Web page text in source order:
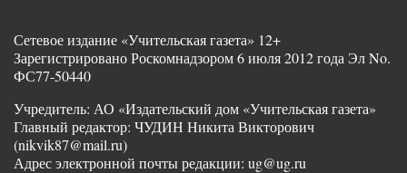
Сетевое издание «Учительская газета» 12+
Зарегистрировано Роскомнадзором 6 июля 2012 года Эл No.
ФС77-50440
Учредитель: АО «Издательский дом «Учительская газета»
Главный редактор: ЧУДИН Никита Викторович
(nikvik87@mail.ru)
Адрес электронной почты редакции: ug@ug.ru